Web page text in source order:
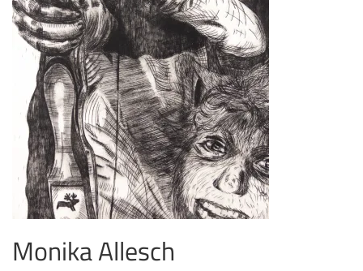
Monika Allesch